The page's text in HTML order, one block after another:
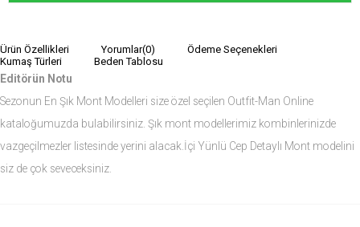
Ürün Özellikleri Yorumlar(0)
Ödeme Seçenekleri
Kumaş Türleri
Beden Tablosu
Editörün Notu
Sezonun En Şık Mont Modelleri size özel seçilen Outfit-Man Online
kataloğumuzda bulabilirsiniz. Şık mont modellerimiz kombinlerinizde
vazgeçilmezler listesinde yerini alacak.İçi Yünlü Cep Detaylı Mont modelini
siz de çok seveceksiniz.